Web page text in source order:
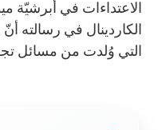
الاعتداءات في أبرشيّة
الكاردينال في رسالته
التي وُلدت من مسائل